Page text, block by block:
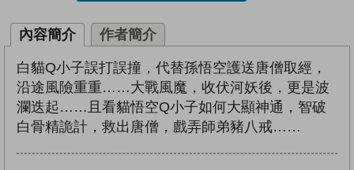
內容簡介 作者簡介
白貓Q小子誤打誤撞，代替孫悟空護送唐僧取經，
沿途風險重重……大戰風魔，收伏河妖後，更是波
瀾迭起……且看貓悟空Q小子如何大顯神通，智破
白骨精詭計，救出唐僧，戲弄師弟豬八戒……